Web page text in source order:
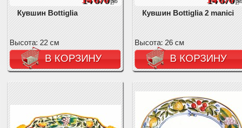
Кувшин Bottiglia
Высота: 22 см
В КОРЗИНУ
Кувшин Bottiglia 2 manici
Высота: 26 см
В КОРЗИНУ